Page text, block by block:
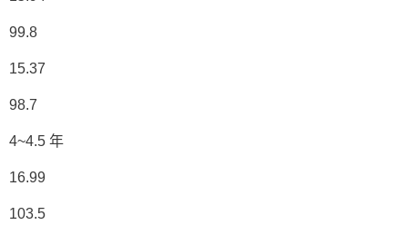
99.8
15.37
98.7
4~4.5 年
16.99
103.5